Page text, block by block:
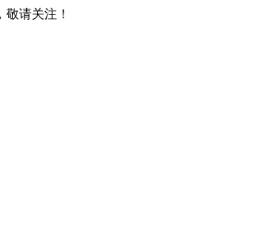
请关注！